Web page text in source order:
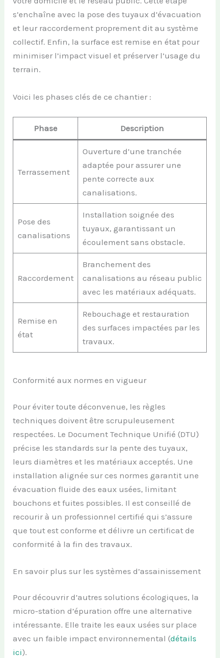
s’enchaîne avec la pose des tuyaux d’évacuation
et leur raccordement proprement dit au système
collectif. Enfin, la surface est remise en état pour
minimiser l’impact visuel et préserver l’usage du
terrain.
Voici les phases clés de ce chantier :
Phase Description
Terrassement
Ouverture d’une tranchée
adaptée pour assurer une
pente correcte aux
canalisations.
Pose des
canalisations
Installation soignée des
tuyaux, garantissant un
écoulement sans obstacle.
Raccordement
Branchement des
canalisations au réseau public
avec les matériaux adéquats.
Remise en
état
Rebouchage et restauration
des surfaces impactées par les
travaux.
Conformité aux normes en vigueur
Pour éviter toute déconvenue, les règles
techniques doivent être scrupuleusement
respectées. Le Document Technique Unifié (DTU)
précise les standards sur la pente des tuyaux,
leurs diamètres et les matériaux acceptés. Une
installation alignée sur ces normes garantit une
évacuation fluide des eaux usées, limitant
bouchons et fuites possibles. Il est conseillé de
recourir à un professionnel certifié qui s’assure
que tout est conforme et délivre un certificat de
conformité à la fin des travaux.
En savoir plus sur les systèmes d’assainissement
Pour découvrir d’autres solutions écologiques, la
micro-station d’épuration offre une alternative
intéressante. Elle traite les eaux usées sur place
avec un faible impact environnemental (détails
ici).